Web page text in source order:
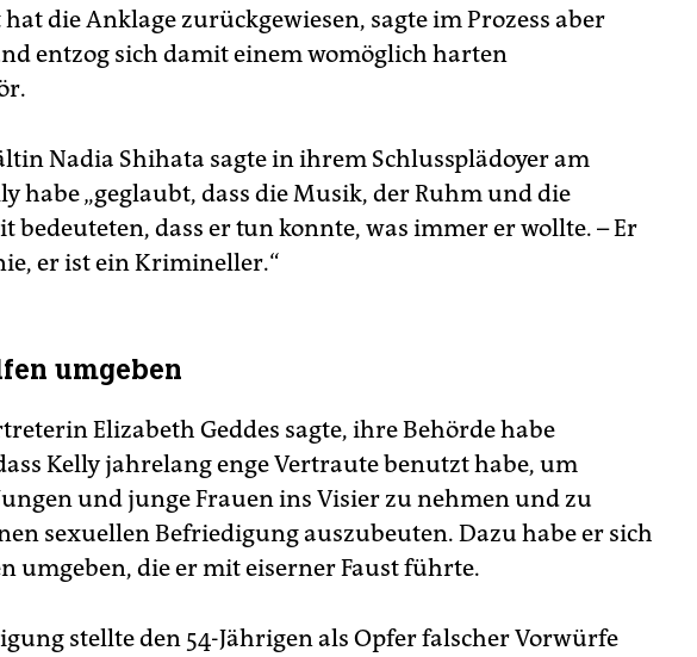
hat die Anklage zurückgewiesen, sagte im Prozess aber
entzog sich damit einem womöglich harten
Nadia Shihata sagte in ihrem Schlussplädoyer am
habe „geglaubt, dass die Musik, der Ruhm und die
bedeuteten, dass er tun konnte, was immer er wollte. – Er
er ist ein Krimineller.“
umgeben
Elizabeth Geddes sagte, ihre Behörde habe
Kelly jahrelang enge Vertraute benutzt habe, um
und junge Frauen ins Visier zu nehmen und zu
sexuellen Befriedigung auszubeuten. Dazu habe er sich
umgeben, die er mit eiserner Faust führte.
stellte den 54-Jährigen als Opfer falscher Vorwürfe